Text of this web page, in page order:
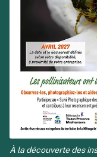
À la découverte des